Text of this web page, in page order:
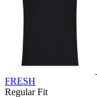
FRESH
Regular Fit